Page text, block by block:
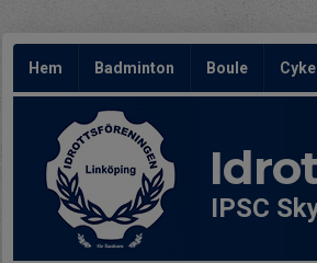
Hem Badminton Boule Cykel
IPSC